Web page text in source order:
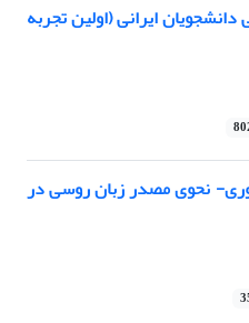
ایرانی (اولین تجربه
نحوی مصدر زبان روسی در